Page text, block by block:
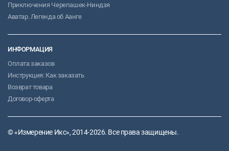
Приключения Черепашек-Ниндзя
Аватар. Легенда об Аанге
ИНФОРМАЦИЯ
Оплата заказов
Инструкция: Как заказать
Возврат товара
Договор-оферта
© «Измерение Икс», 2014-2026. Все права защищены.